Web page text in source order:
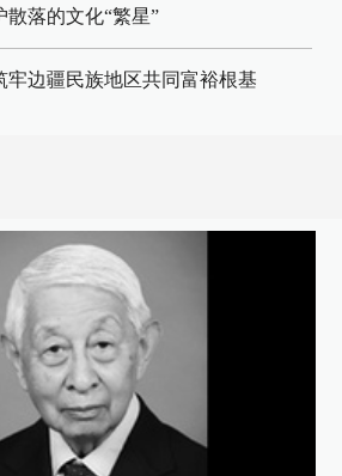
落的文化“繁星”
牢边疆民族地区共同富裕根基